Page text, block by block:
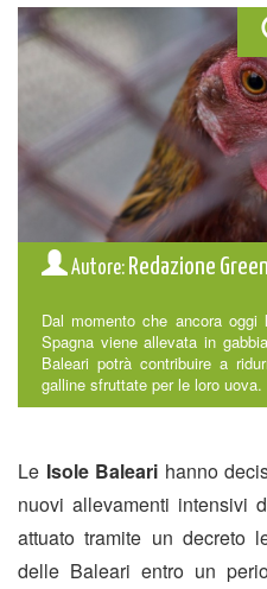
Autore: Redazione
Dal momento che ancora
Spagna viene allevata in
Baleari potrà contribuire a
galline sfruttate per le loro uova.
Le Isole Baleari hanno
nuovi allevamenti intensivi
attuato tramite un decreto
delle Baleari entro un